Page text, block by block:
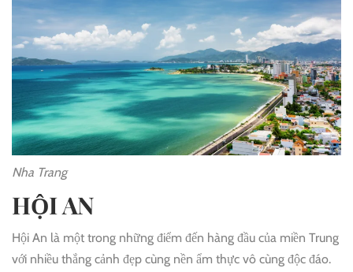
Nha Trang
HỘI AN
Hội An là một trong những điểm đến hàng đầu của miền Trung
với nhiều thắng cảnh đẹp cùng nền ẩm thực vô cùng độc đáo.